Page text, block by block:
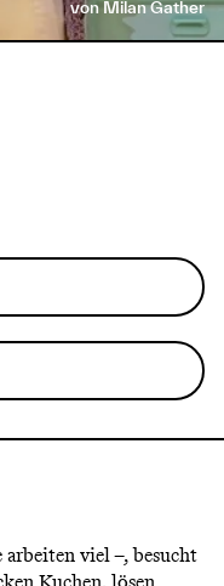
von Milan Gather
viel –, besucht